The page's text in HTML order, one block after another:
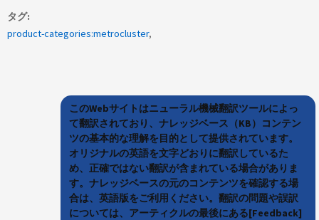
タグ
product-categories:metrocluster
このWebサイトはニューラル機械翻訳ツールによっ
て翻訳されており、ナレッジベース（KB）コンテン
ツの基本的な理解を目的として提供されています。
オリジナルの英語を文字どおりに翻訳しているた
め、正確ではない翻訳が含まれている場合がありま
す。ナレッジベースの元のコンテンツを確認する場
合は、英語版をご利用ください。翻訳の問題や誤訳
については、アーティクルの最後にある[Feedback]